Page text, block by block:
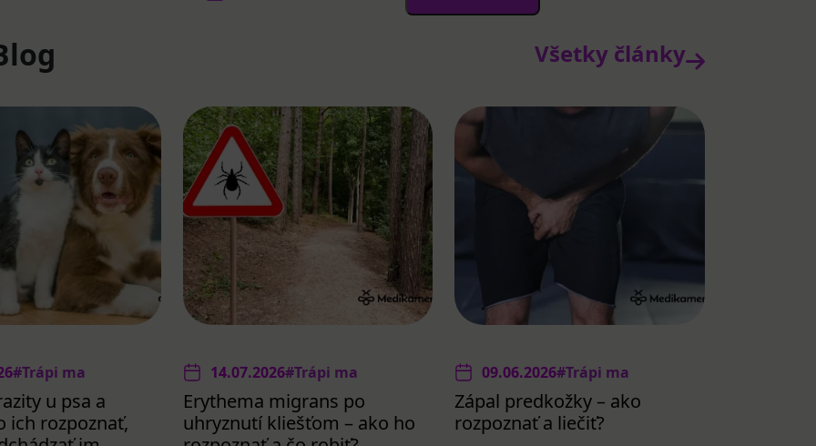
Všetky články
#Trápi ma
u psa a
ich rozpoznať,
14.07.2026#Trápi ma
Erythema migrans po
uhryznutí kliešťom – ako ho
09.06.2026#Trápi ma
Zápal predkožky – ako
rozpoznať a liečiť?